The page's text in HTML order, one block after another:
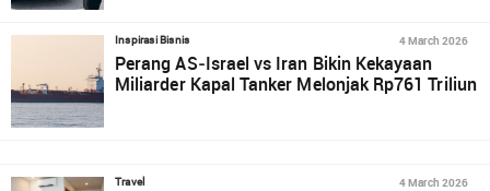
Inspirasi Bisnis 4 March 2026
Perang AS‑Israel vs Iran Bikin Kekayaan
Miliarder Kapal Tanker Melonjak Rp761 Triliun
Travel 4 March 2026